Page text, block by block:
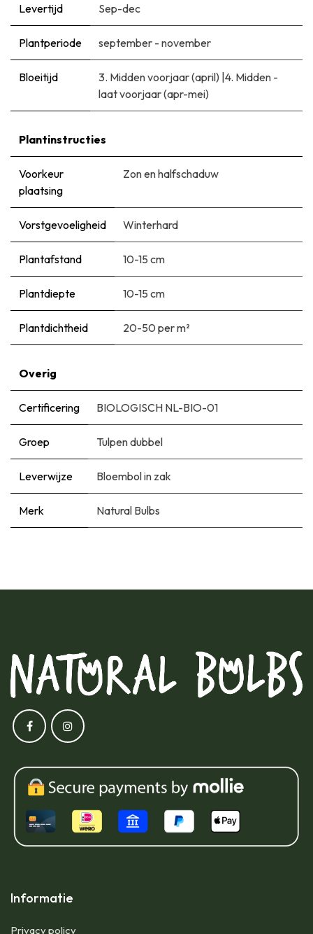
Levertijd Sep-dec
Plantperiode september - november
Bloeitijd 3. Midden voorjaar (april) |​4. Midden -
laat voorjaar (apr-mei)
Plantinstructies
Voorkeur
plaatsing
Zon en halfschaduw
Vorstgevoeligheid Winterhard
Plantafstand 10-15 cm
Plantdiepte 10-15 cm
Plantdichtheid 20-50 per m²
Overig
Certificering BIOLOGISCH NL-BIO-01
Groep Tulpen dubbel
Leverwijze Bloembol in zak
Merk Natural Bulbs
Informatie
Privacy policy